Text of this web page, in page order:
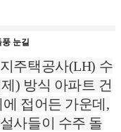
눈길
주택공사(LH) 수
) 방식 아파트 건
접어든 가운데,
사들이 수주 돌